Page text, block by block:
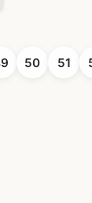
50 51